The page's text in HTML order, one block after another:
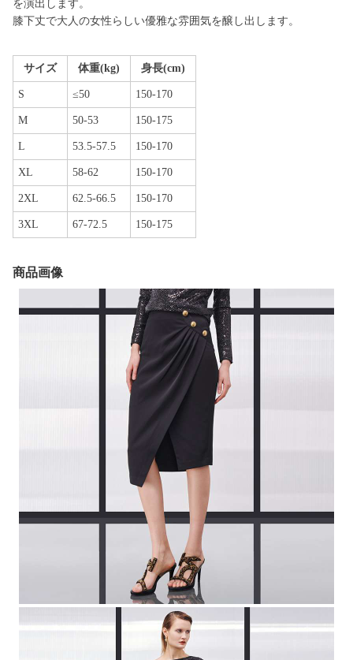
を演出します。
膝下丈で大人の女性らしい優雅な雰囲気を醸し出します。
サイズ 体重(kg) 身長(cm)
S ≤50 150-170
M 50-53 150-175
L 53.5-57.5 150-170
XL 58-62 150-170
2XL 62.5-66.5 150-170
3XL 67-72.5 150-175
商品画像